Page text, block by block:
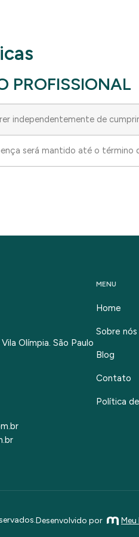
PROFISSIONAL
independentemente de
será mantido até o término
Olímpia. São Paulo
MENU
Home
Sobre nós
Blog
Contato
Política
Desenvolvido por